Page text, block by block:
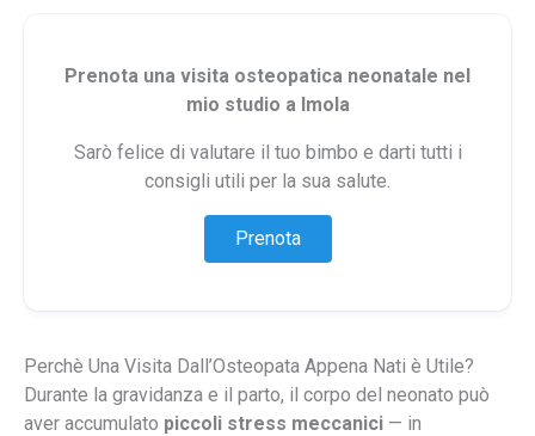
Prenota una visita osteopatica neonatale nel
mio studio a Imola
Sarò felice di valutare il tuo bimbo e darti tutti i
consigli utili per la sua salute.
Prenota
Perchè Una Visita Dall’Osteopata Appena Nati è Utile?
Durante la gravidanza e il parto, il corpo del neonato può
aver accumulato piccoli stress meccanici — in